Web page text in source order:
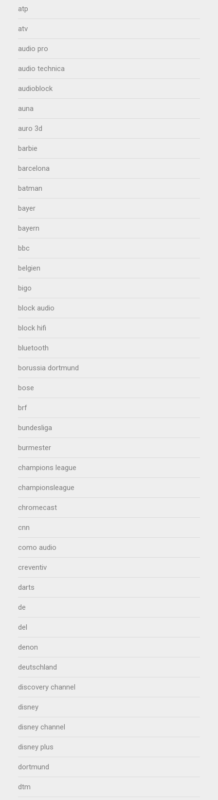
atp
atv
audio pro
audio technica
audioblock
auna
auro 3d
barbie
barcelona
batman
bayer
bayern
bbc
belgien
bigo
block audio
block hifi
bluetooth
borussia dortmund
bose
brf
bundesliga
burmester
champions league
championsleague
chromecast
cnn
como audio
creventiv
darts
de
del
denon
deutschland
discovery channel
disney
disney channel
disney plus
dortmund
dtm